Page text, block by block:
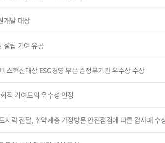
개발 대상
설립 기여 유공
스혁신대상 ESG경영 부문 준정부기관 우수상 수상
적 기여도의 우수성 인정
시락 전달, 취약계층 가정방문 안전점검에 따른 감사패 수